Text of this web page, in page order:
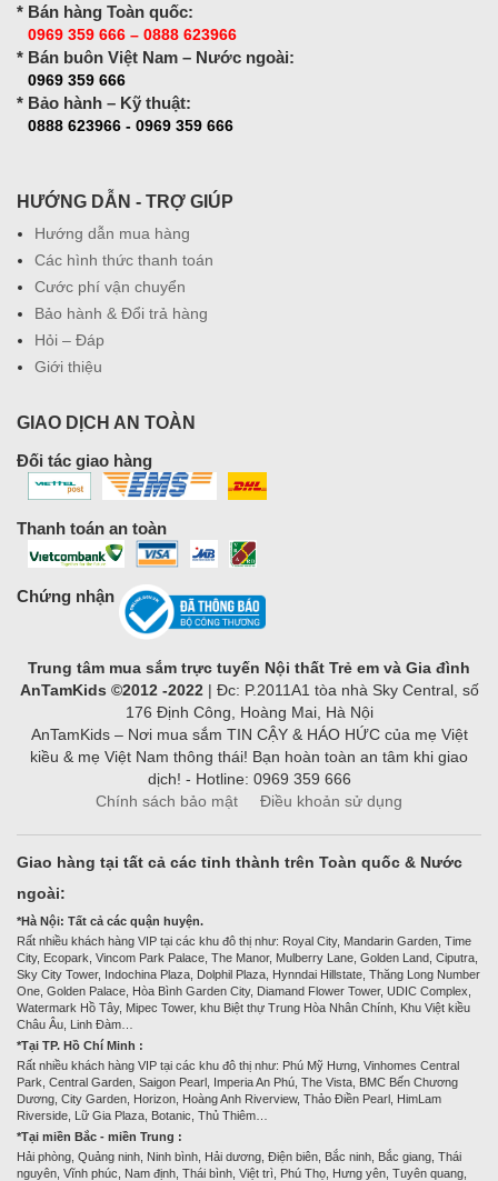
* Bán hàng Toàn quốc:
0969 359 666 – 0888 623966
* Bán buôn Việt Nam – Nước ngoài:
0969 359 666
* Bảo hành – Kỹ thuật:
0888 623966 - 0969 359 666
HƯỚNG DẪN - TRỢ GIÚP
Hướng dẫn mua hàng
Các hình thức thanh toán
Cước phí vận chuyển
Bảo hành & Đổi trả hàng
Hỏi – Đáp
Giới thiệu
GIAO DỊCH AN TOÀN
Đối tác giao hàng
Thanh toán an toàn
Chứng nhận
Trung tâm mua sắm trực tuyến Nội thất Trẻ em và Gia đình
AnTamKids ©2012 -2022| Đc: P.2011A1 tòa nhà Sky Central, số
176 Định Công, Hoàng Mai, Hà Nội
AnTamKids – Nơi mua sắm TIN CẬY & HÁO HỨC của mẹ Việt
kiều & mẹ Việt Nam thông thái! Bạn hoàn toàn an tâm khi giao
dịch! - Hotline: 0969 359 666
Chính sách bảo mật
Điều khoản sử dụng
Giao hàng tại tất cả các tỉnh thành trên Toàn quốc & Nước
ngoài:
*Hà Nội: Tất cả các quận huyện.
Rất nhiều khách hàng VIP tại các khu đô thị như: Royal City, Mandarin Garden, Time
City, Ecopark, Vincom Park Palace, The Manor, Mulberry Lane, Golden Land, Ciputra,
Sky City Tower, Indochina Plaza, Dolphil Plaza, Hynndai Hillstate, Thăng Long Number
One, Golden Palace, Hòa Bình Garden City, Diamand Flower Tower, UDIC Complex,
Watermark Hồ Tây, Mipec Tower, khu Biệt thự Trung Hòa Nhân Chính, Khu Việt kiều
Châu Âu, Linh Đàm…
*Tại TP. Hồ Chí Minh :
Rất nhiều khách hàng VIP tại các khu đô thị như: Phú Mỹ Hưng, Vinhomes Central
Park, Central Garden, Saigon Pearl, Imperia An Phú, The Vista, BMC Bến Chương
Dương, City Garden, Horizon, Hoàng Anh Riverview, Thảo Điền Pearl, HimLam
Riverside, Lữ Gia Plaza, Botanic, Thủ Thiêm…
*Tại miền Bắc - miền Trung :
Hải phòng, Quảng ninh, Ninh bình, Hải dương, Điện biên, Bắc ninh, Bắc giang, Thái
nguyên, Vĩnh phúc, Nam định, Thái bình, Việt trì, Phú Thọ, Hưng yên, Tuyên quang,